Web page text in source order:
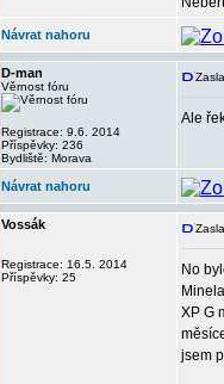
Návrat nahoru
D-man
Věrnost fóru
Registrace: 9.6. 2014
Příspěvky: 236
Bydliště: Morava
Ale
Návrat nahoru
Vossák
Registrace: 16.5. 2014
Příspěvky: 25
No
XP G
jsem